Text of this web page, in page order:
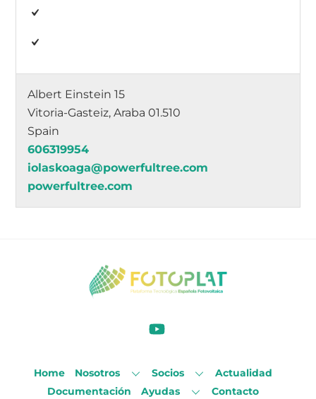
Albert Einstein 15
Vitoria-Gasteiz, Araba 01.510
Spain
606319954
iolaskoaga@powerfultree.com
powerfultree.com
Home Nosotros Socios
Actualidad
Documentación
Ayudas Contacto